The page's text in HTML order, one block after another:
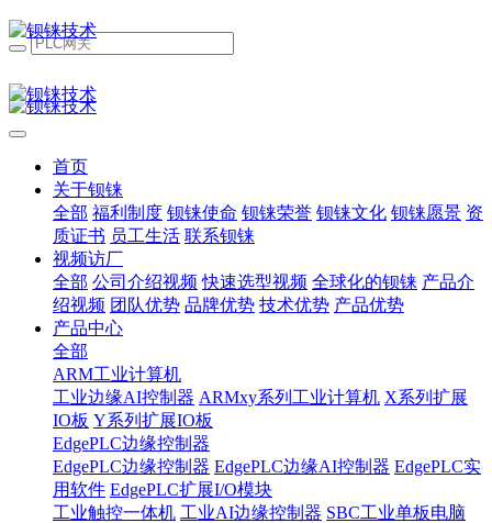
首页
关于钡铼
全部 福利制度 钡铼使命 钡铼荣誉 钡铼文化 钡铼愿景 资
质证书 员工生活 联系钡铼
视频访厂
全部 公司介绍视频 快速选型视频 全球化的钡铼 产品介
绍视频 团队优势 品牌优势 技术优势 产品优势
产品中心
全部
ARM工业计算机
工业边缘AI控制器 ARMxy系列工业计算机 X系列扩展
IO板 Y系列扩展IO板
EdgePLC边缘控制器
EdgePLC边缘控制器 EdgePLC边缘AI控制器 EdgePLC实
用软件 EdgePLC扩展I/O模块
工业触控一体机 工业AI边缘控制器 SBC工业单板电脑